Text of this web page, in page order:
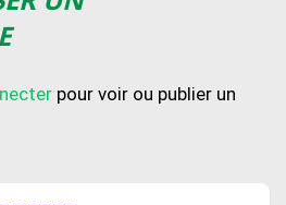
pour voir ou publier un